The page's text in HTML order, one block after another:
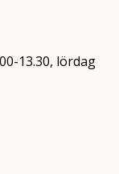
13.30, lördag